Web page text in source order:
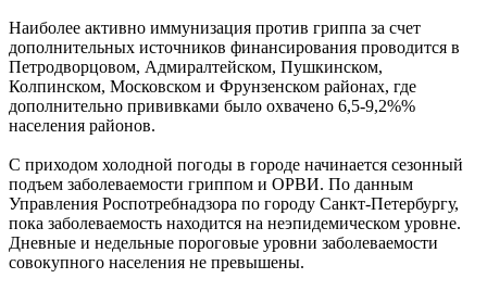
Наиболее активно иммунизация против гриппа за счет
дополнительных источников финансирования проводится в
Петродворцовом, Адмиралтейском, Пушкинском,
Колпинском, Московском и Фрунзенском районах, где
дополнительно прививками было охвачено 6,5-9,2%%
населения районов.
С приходом холодной погоды в городе начинается сезонный
подъем заболеваемости гриппом и ОРВИ. По данным
Управления Роспотребнадзора по городу Санкт-Петербургу,
пока заболеваемость находится на неэпидемическом уровне.
Дневные и недельные пороговые уровни заболеваемости
совокупного населения не превышены.